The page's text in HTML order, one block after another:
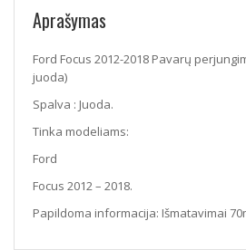
Aprašymas
Ford Focus 2012-2018 Pavarų
juoda)
Spalva : Juoda.
Tinka modeliams:
Ford
Focus 2012 – 2018.
Papildoma informacija: Išmatavimai